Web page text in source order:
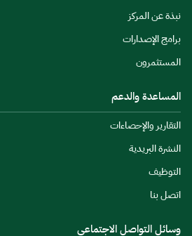
نبذة عن المركز
برامج الإصدارات
المستثمرون
المساعدة والدعم
التقارير والإحصاءات
النشرة البريدية
التوظيف
اتصل بنا
وسائل التواصل الاجتماعي